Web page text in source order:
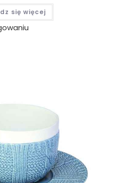
się więcej